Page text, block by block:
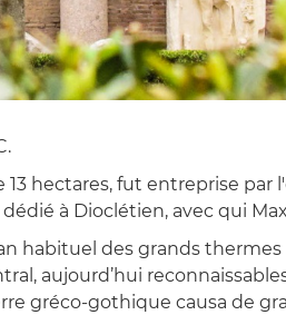
hectares, fut entreprise par
à Dioclétien, avec qui
habituel des grands
aujourd’hui
gréco-gothique causa de